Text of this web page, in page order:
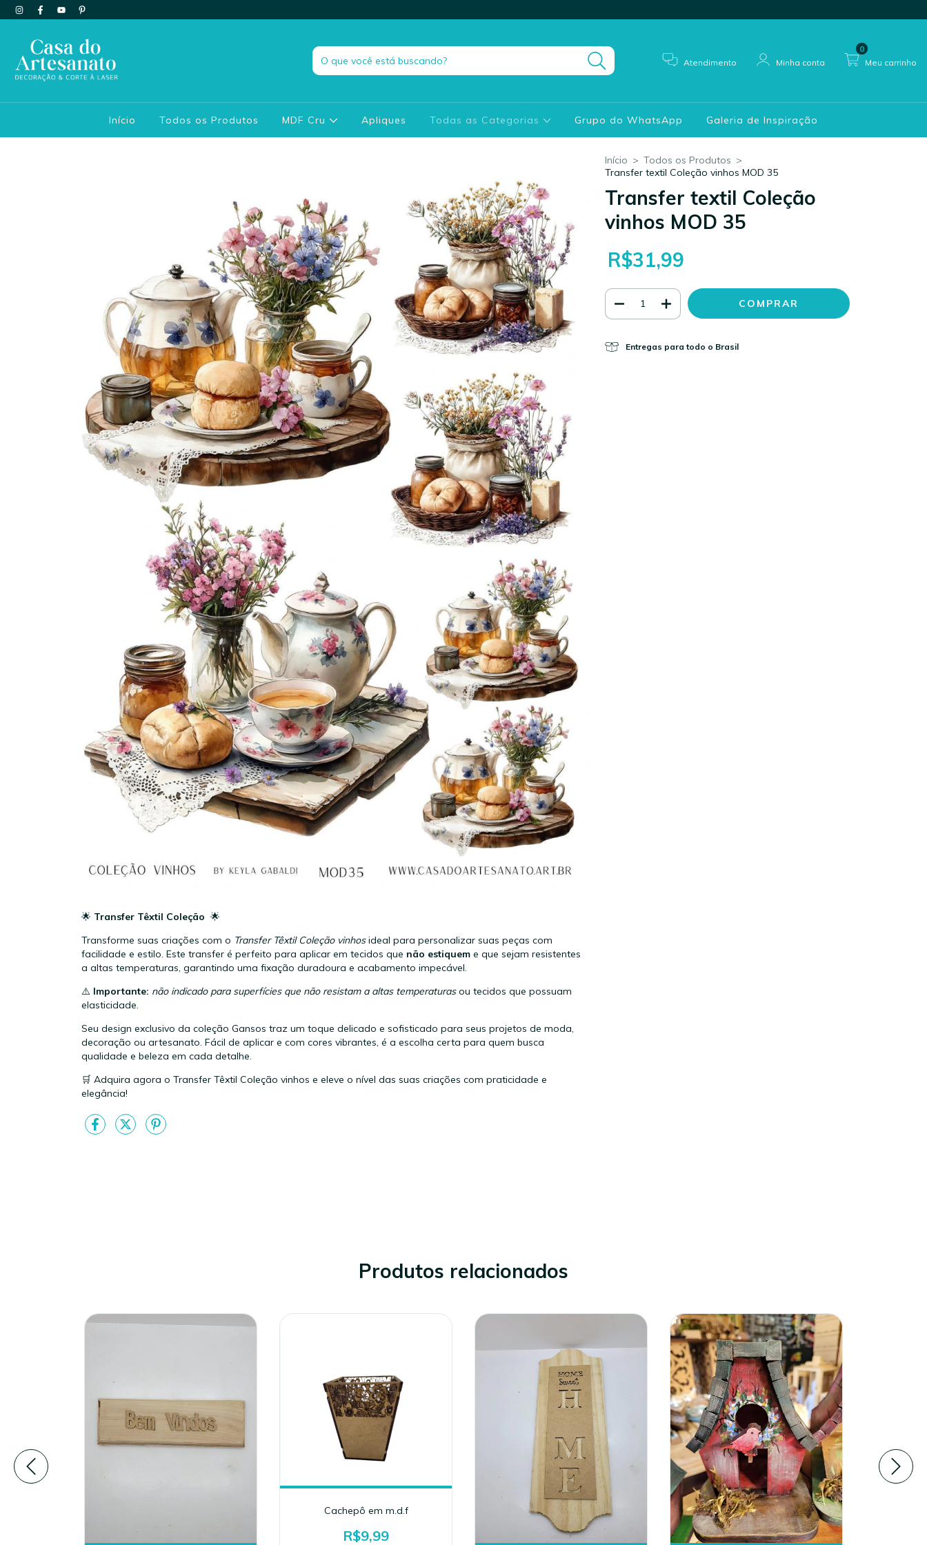
Atendimento Minha conta Meu carrinho
0
Início Todos os Produtos MDF Cru Apliques Todas as Categorias Grupo do WhatsApp Galeria de Inspiração
🌟 Transfer Têxtil Coleção 🌟
Transforme suas criações com o Transfer Têxtil Coleção vinhosideal para personalizar suas peças com
facilidade e estilo. Este transfer é perfeito para aplicar em tecidos que não estiquem e que sejam resistentes
a altas temperaturas, garantindo uma fixação duradoura e acabamento impecável.
⚠️ Importante: não indicado para superfícies que não resistam a altas temperaturasou tecidos que possuam
elasticidade.
Seu design exclusivo da coleção Gansos traz um toque delicado e sofisticado para seus projetos de moda,
decoração ou artesanato. Fácil de aplicar e com cores vibrantes, é a escolha certa para quem busca
qualidade e beleza em cada detalhe.
🛒 Adquira agora o Transfer Têxtil Coleção vinhos e eleve o nível das suas criações com praticidade e
elegância!
Início > Todos os Produtos >
Transfer textil Coleção vinhos MOD 35
Transfer textil Coleção
vinhos MOD 35
R$31,99
Entregas para todo o Brasil
Produtos relacionados
Cachepô em m.d.f
R$9,99